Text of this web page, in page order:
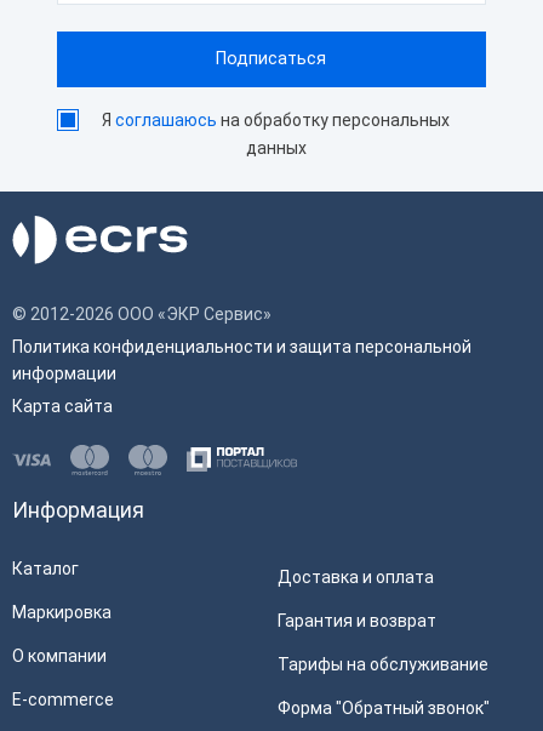
Ясоглашаюсь на обработку персональных
данных
© 2012-2026 ООО «ЭКР Сервис»
Политика конфиденциальности и защита персональной
информации
Карта сайта
Информация
Каталог
Маркировка
О компании
E-commerce
Доставка и оплата
Гарантия и возврат
Тарифы на обслуживание
Форма "Обратный звонок"